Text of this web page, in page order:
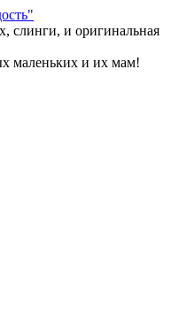
слинги, и оригинальная
маленьких и их мам!